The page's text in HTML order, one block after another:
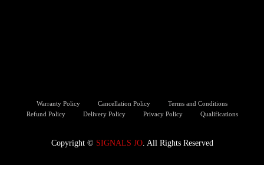
Warranty Policy Cancellation Policy
Terms and Conditions
Refund Policy
Delivery Policy Privacy Policy Qualifications
Copyright ©️ SIGNALS JO. All Rights Reserved